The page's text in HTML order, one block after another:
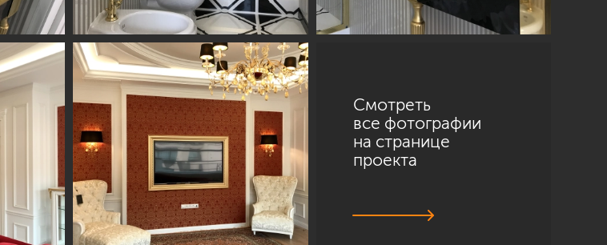
Смотреть
все фотографии
на странице
проекта